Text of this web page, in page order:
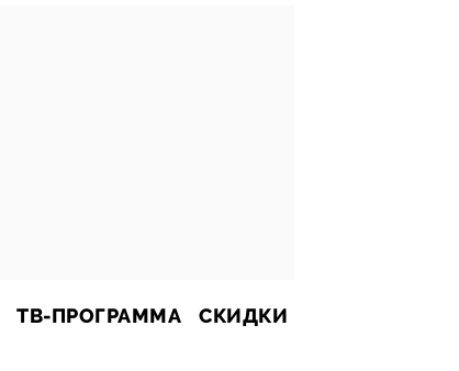
ТВ-ПРОГРАММА СКИДКИ